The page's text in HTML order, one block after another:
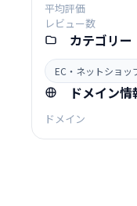
平均評価
レビュー数
カテゴリー
EC・ネットショッ
ドメイン情
ドメイン